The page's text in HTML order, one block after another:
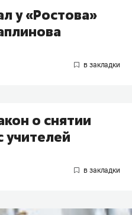
у «Ростова»
о снятии
учителей